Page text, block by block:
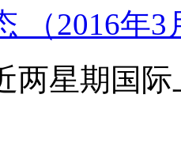
（2016年
两星期国